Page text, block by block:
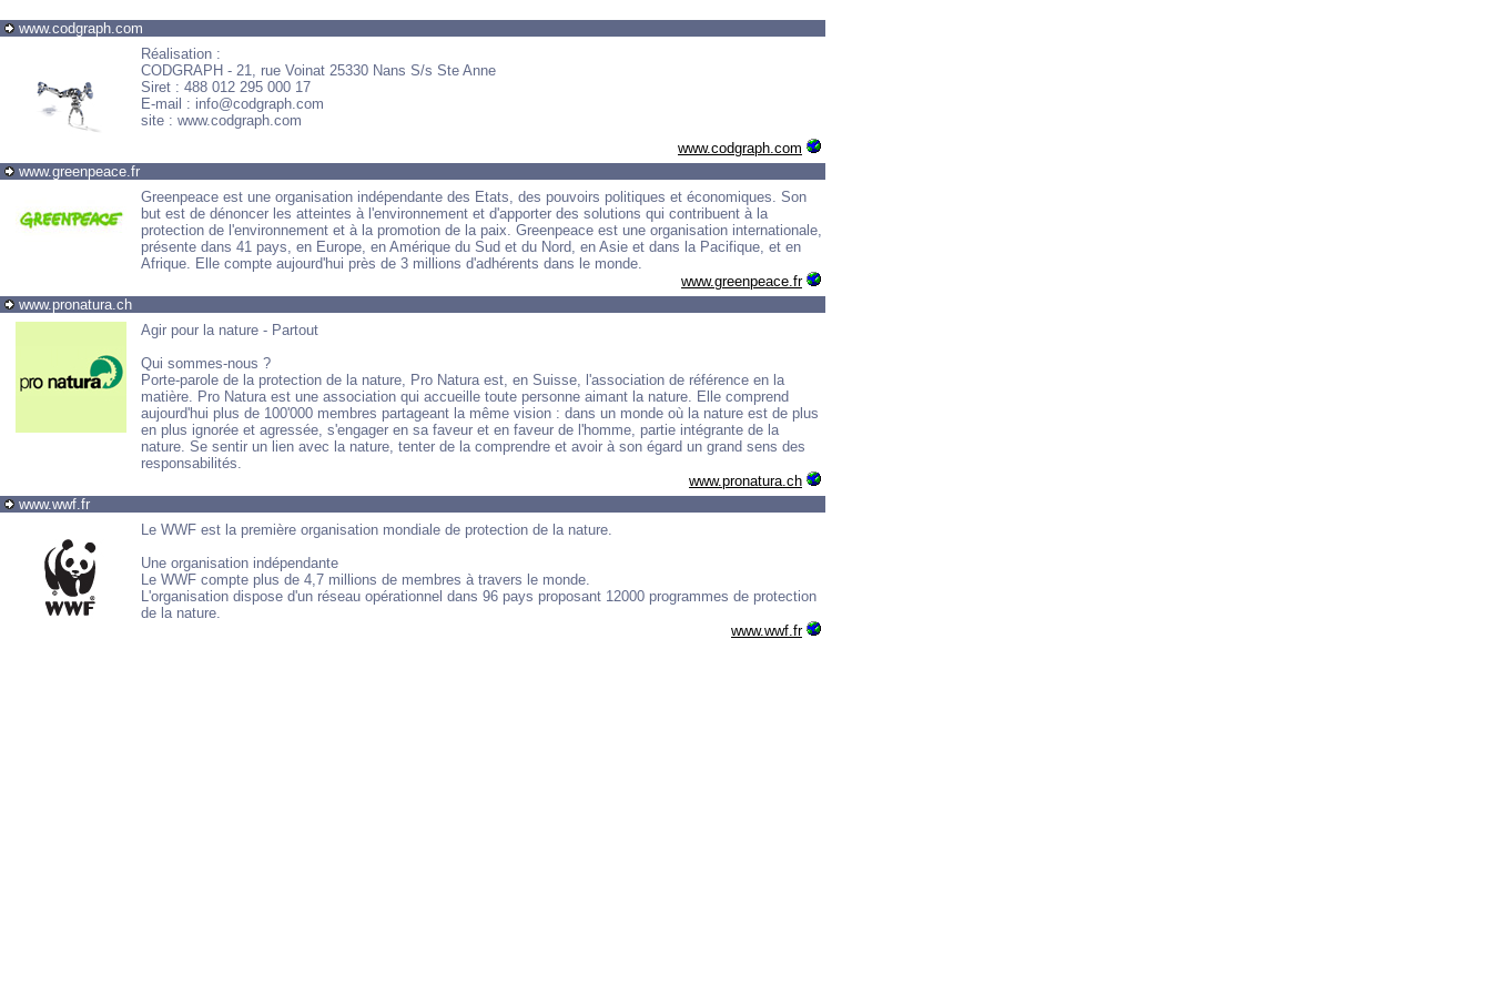
www.codgraph.com
Réalisation :
CODGRAPH - 21, rue Voinat 25330 Nans S/s Ste Anne
Siret : 488 012 295 000 17
E-mail : info@codgraph.com
site : www.codgraph.com
www.codgraph.com
www.greenpeace.fr
Greenpeace est une organisation indépendante des Etats, des pouvoirs politiques et économiques. Son
but est de dénoncer les atteintes à l'environnement et d'apporter des solutions qui contribuent à la
protection de l'environnement et à la promotion de la paix. Greenpeace est une organisation internationale,
présente dans 41 pays, en Europe, en Amérique du Sud et du Nord, en Asie et dans la Pacifique, et en
Afrique. Elle compte aujourd'hui près de 3 millions d'adhérents dans le monde.
www.greenpeace.fr
www.pronatura.ch
Agir pour la nature - Partout
Qui sommes-nous ?
Porte-parole de la protection de la nature, Pro Natura est, en Suisse, l'association de référence en la
matière. Pro Natura est une association qui accueille toute personne aimant la nature. Elle comprend
aujourd'hui plus de 100'000 membres partageant la même vision : dans un monde où la nature est de plus
en plus ignorée et agressée, s'engager en sa faveur et en faveur de l'homme, partie intégrante de la
nature. Se sentir un lien avec la nature, tenter de la comprendre et avoir à son égard un grand sens des
responsabilités.
www.pronatura.ch
www.wwf.fr
Le WWF est la première organisation mondiale de protection de la nature.
Une organisation indépendante
Le WWF compte plus de 4,7 millions de membres à travers le monde.
L'organisation dispose d'un réseau opérationnel dans 96 pays proposant 12000 programmes de protection
de la nature.
www.wwf.fr